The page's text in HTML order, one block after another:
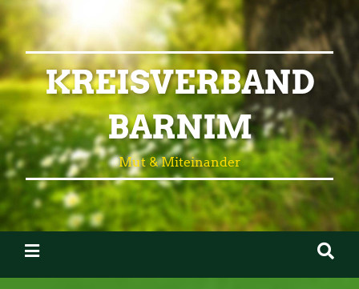
KREISVERBAND
BARNIM
Mut & Miteinander